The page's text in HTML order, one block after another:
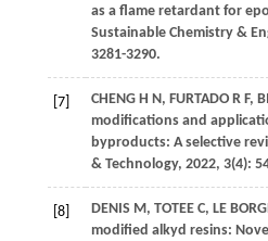
as a flame retardant for
Sustainable Chemistry &
3281-3290.
[7] CHENG H N, FURTADO R F,
modifications and
byproducts: A selective
& Technology, 2022, 3(4):
[8] DENIS M, TOTEE C, LE
modified alkyd resins: